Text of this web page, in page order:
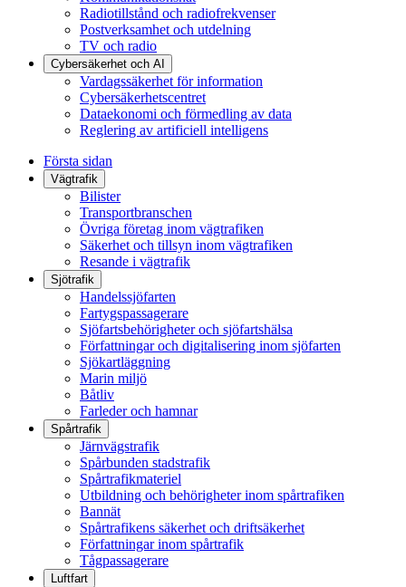
Radiotillstånd och radiofrekvenser
Postverksamhet och utdelning
TV och radio
Cybersäkerhet och AI
Vardagssäkerhet för information
Cybersäkerhetscentret
Dataekonomi och förmedling av data
Reglering av artificiell intelligens
Första sidan
Vägtrafik
Bilister
Transportbranschen
Övriga företag inom vägtrafiken
Säkerhet och tillsyn inom vägtrafiken
Resande i vägtrafik
Sjötrafik
Handelssjöfarten
Fartygspassagerare
Sjöfartsbehörigheter och sjöfartshälsa
Författningar och digitalisering inom sjöfarten
Sjökartläggning
Marin miljö
Båtliv
Farleder och hamnar
Spårtrafik
Järnvägstrafik
Spårbunden stadstrafik
Spårtrafikmateriel
Utbildning och behörigheter inom spårtrafiken
Bannät
Spårtrafikens säkerhet och driftsäkerhet
Författningar inom spårtrafik
Tågpassagerare
Luftfart